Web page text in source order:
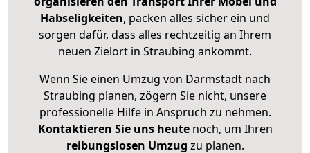
Habseligkeiten, packen alles sicher ein und
sorgen dafür, dass alles rechtzeitig an Ihrem
neuen Zielort in Straubing ankommt.
Wenn Sie einen Umzug von Darmstadt nach
Straubing planen, zögern Sie nicht, unsere
professionelle Hilfe in Anspruch zu nehmen.
Kontaktieren Sie uns heutenoch, um Ihren
reibungslosen Umzug zu planen.